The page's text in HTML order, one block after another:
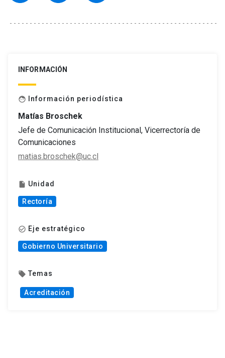
INFORMACIÓN
face Información periodística
Matías Broschek
Jefe de Comunicación Institucional, Vicerrectoría de
Comunicaciones
matias.broschek@uc.cl
insert_drive_file Unidad
Rectoría
check_circle_outline Eje estratégico
Gobierno Universitario
local_offer Temas
Acreditación